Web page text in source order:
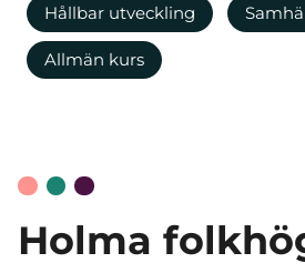
Hållbar utveckling
Allmän kurs
Holma